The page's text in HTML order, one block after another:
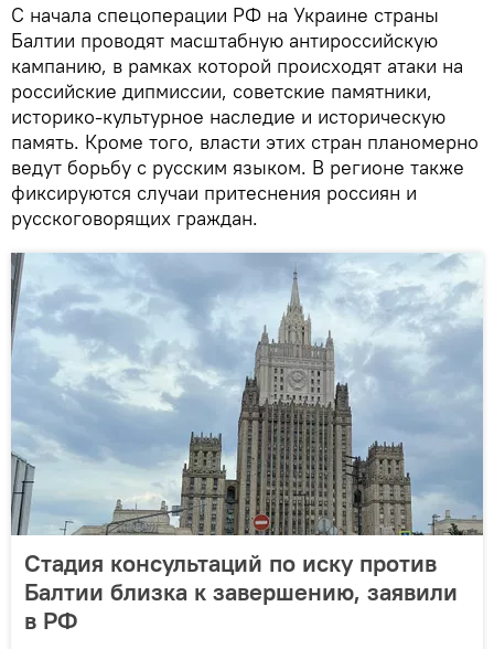
С начала спецоперации РФ на Украине страны
Балтии проводят масштабную антироссийскую
кампанию, в рамках которой происходят атаки на
российские дипмиссии, советские памятники,
историко-культурное наследие и историческую
память. Кроме того, власти этих стран планомерно
ведут борьбу с русским языком. В регионе также
фиксируются случаи притеснения россиян и
русскоговорящих граждан.
Стадия консультаций по иску против
Балтии близка к завершению, заявили
в РФ